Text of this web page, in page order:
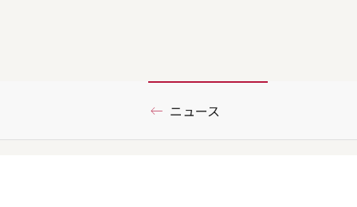
ニュース